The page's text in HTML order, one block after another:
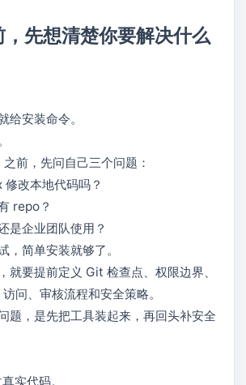
先想清楚你要解决什么
给安装命令。
前，先问自己三个问题：
改本地代码吗？
repo？
是企业团队使用？
，简单安装就够了。
就要提前定义 Git 检查点、权限边界、
问、审核流程和安全策略。
题，是先把工具装起来，再回头补安全
实代码。